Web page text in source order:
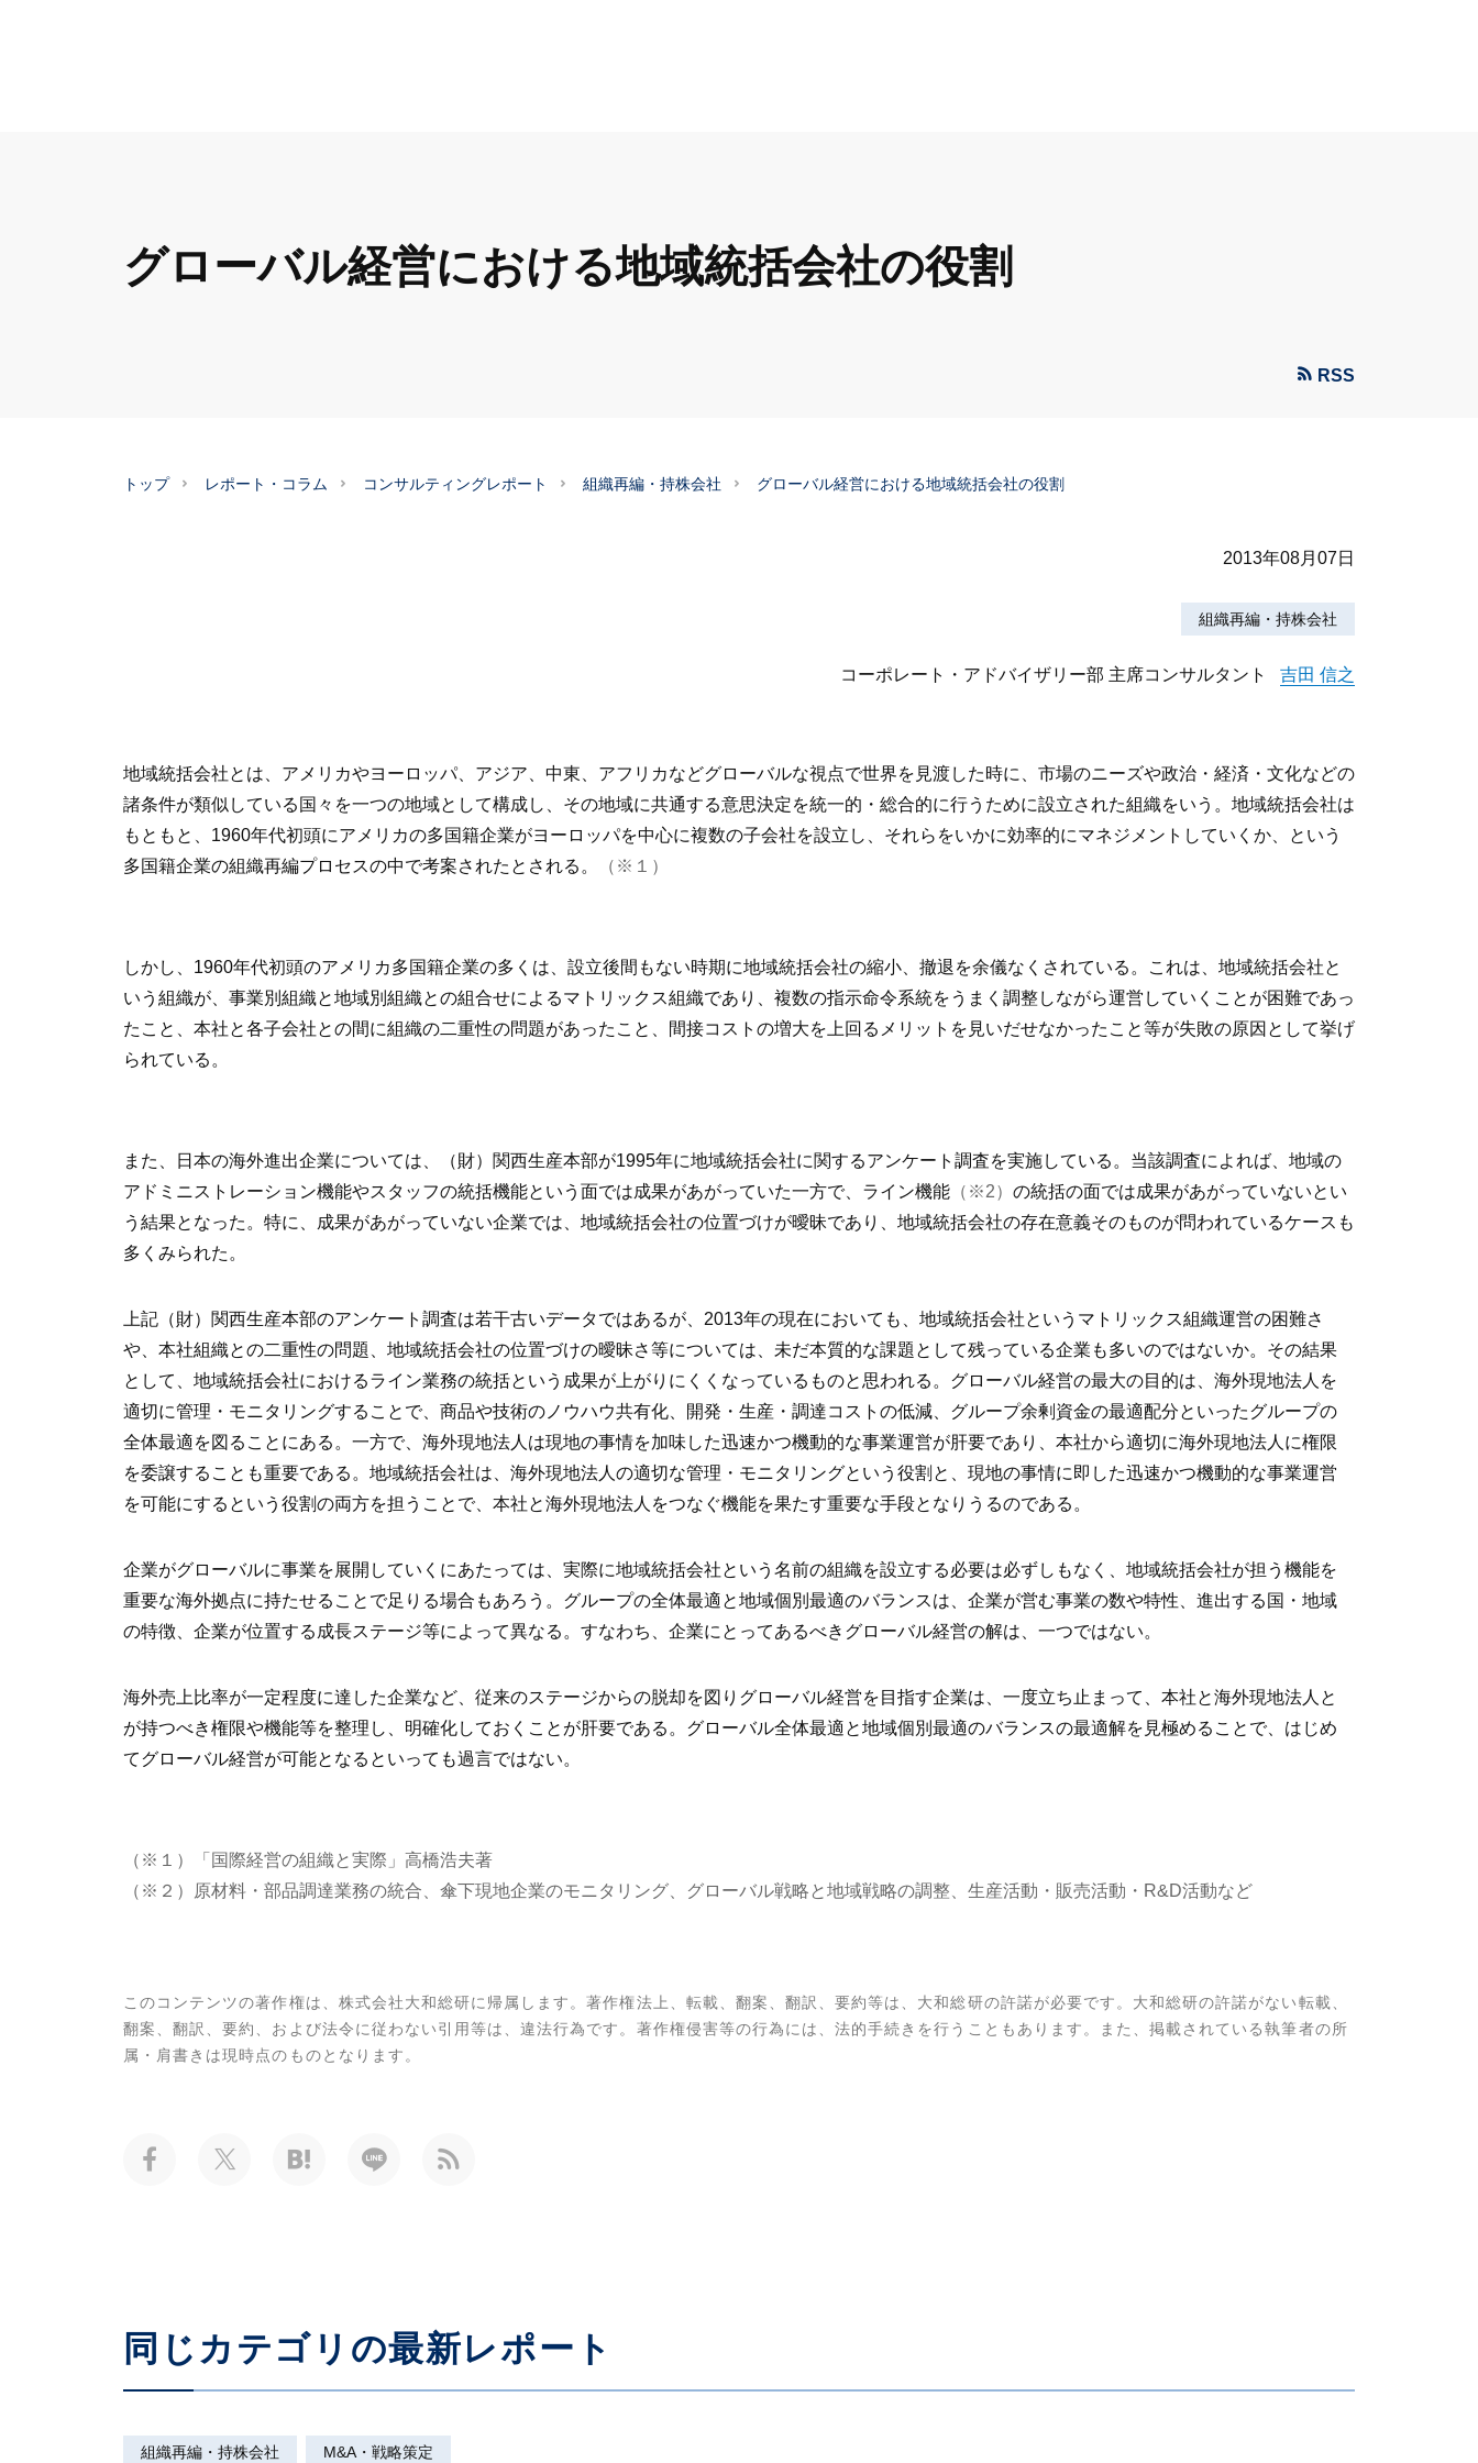
グローバル経営における地域統括会社の役割
RSS
トップ レポート・コラム コンサルティングレポート 組織再編・持株会社 グローバル経営における地域統括会社の役割
2013年08月07日
組織再編・持株会社
コーポレート・アドバイザリー部 主席コンサルタント 吉田 信之
地域統括会社とは、アメリカやヨーロッパ、アジア、中東、アフリカなどグローバルな視点で世界を見渡した時に、市場のニーズや政治・経済・文化などの
諸条件が類似している国々を一つの地域として構成し、その地域に共通する意思決定を統一的・総合的に行うために設立された組織をいう。地域統括会社は
もともと、1960年代初頭にアメリカの多国籍企業がヨーロッパを中心に複数の子会社を設立し、それらをいかに効率的にマネジメントしていくか、という
多国籍企業の組織再編プロセスの中で考案されたとされる。
（※１）
しかし、1960年代初頭のアメリカ多国籍企業の多くは、設立後間もない時期に地域統括会社の縮小、撤退を余儀なくされている。これは、地域統括会社と
いう組織が、事業別組織と地域別組織との組合せによるマトリックス組織であり、複数の指示命令系統をうまく調整しながら運営していくことが困難であっ
たこと、本社と各子会社との間に組織の二重性の問題があったこと、間接コストの増大を上回るメリットを見いだせなかったこと等が失敗の原因として挙げ
られている。
また、日本の海外進出企業については、（財）関西生産本部が1995年に地域統括会社に関するアンケート調査を実施している。当該調査によれば、地域の
アドミニストレーション機能やスタッフの統括機能という面では成果があがっていた一方で、ライン機能 （※2） の統括の面では成果があがっていないとい
う結果となった。特に、成果があがっていない企業では、地域統括会社の位置づけが曖昧であり、地域統括会社の存在意義そのものが問われているケースも
多くみられた。
上記（財）関西生産本部のアンケート調査は若干古いデータではあるが、2013年の現在においても、地域統括会社というマトリックス組織運営の困難さ
や、本社組織との二重性の問題、地域統括会社の位置づけの曖昧さ等については、未だ本質的な課題として残っている企業も多いのではないか。その結果
として、地域統括会社におけるライン業務の統括という成果が上がりにくくなっているものと思われる。グローバル経営の最大の目的は、海外現地法人を
適切に管理・モニタリングすることで、商品や技術のノウハウ共有化、開発・生産・調達コストの低減、グループ余剰資金の最適配分といったグループの
全体最適を図ることにある。一方で、海外現地法人は現地の事情を加味した迅速かつ機動的な事業運営が肝要であり、本社から適切に海外現地法人に権限
を委譲することも重要である。地域統括会社は、海外現地法人の適切な管理・モニタリングという役割と、現地の事情に即した迅速かつ機動的な事業運営
を可能にするという役割の両方を担うことで、本社と海外現地法人をつなぐ機能を果たす重要な手段となりうるのである。
企業がグローバルに事業を展開していくにあたっては、実際に地域統括会社という名前の組織を設立する必要は必ずしもなく、地域統括会社が担う機能を
重要な海外拠点に持たせることで足りる場合もあろう。グループの全体最適と地域個別最適のバランスは、企業が営む事業の数や特性、進出する国・地域
の特徴、企業が位置する成長ステージ等によって異なる。すなわち、企業にとってあるべきグローバル経営の解は、一つではない。
海外売上比率が一定程度に達した企業など、従来のステージからの脱却を図りグローバル経営を目指す企業は、一度立ち止まって、本社と海外現地法人と
が持つべき権限や機能等を整理し、明確化しておくことが肝要である。グローバル全体最適と地域個別最適のバランスの最適解を見極めることで、はじめ
てグローバル経営が可能となるといっても過言ではない。
（※１）「国際経営の組織と実際」高橋浩夫著
（※２）原材料・部品調達業務の統合、傘下現地企業のモニタリング、グローバル戦略と地域戦略の調整、生産活動・販売活動・R&D活動など
このコンテンツの著作権は、株式会社大和総研に帰属します。著作権法上、転載、翻案、翻訳、要約等は、大和総研の許諾が必要です。大和総研の許諾がない転載、
翻案、翻訳、要約、および法令に従わない引用等は、違法行為です。著作権侵害等の行為には、法的手続きを行うこともあります。また、掲載されている執筆者の所
属・肩書きは現時点のものとなります。
同じカテゴリの最新レポート
組織再編・持株会社 M&A・戦略策定